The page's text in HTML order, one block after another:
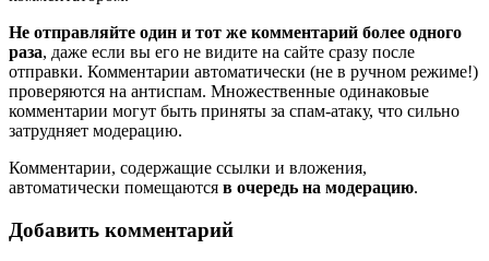
Не отправляйте один и тот же комментарий более одного
раза, даже если вы его не видите на сайте сразу после
отправки. Комментарии автоматически (не в ручном режиме!)
проверяются на антиспам. Множественные одинаковые
комментарии могут быть приняты за спам-атаку, что сильно
затрудняет модерацию.
Комментарии, содержащие ссылки и вложения,
автоматически помещаются в очередь на модерацию.
Добавить комментарий